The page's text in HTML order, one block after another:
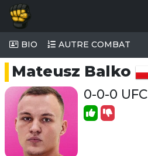
BIO AUTRE COMBAT
Mateusz Balko
0-0-0 UFC